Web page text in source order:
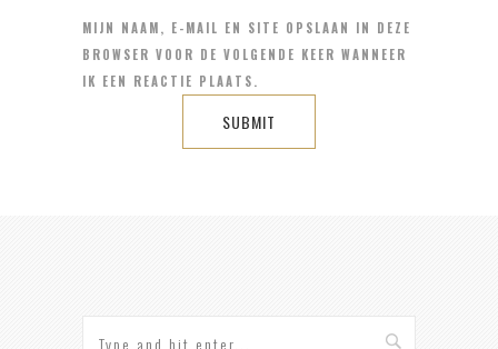
MIJN NAAM, E-MAIL EN SITE OPSLAAN IN DEZE
BROWSER VOOR DE VOLGENDE KEER WANNEER
IK EEN REACTIE PLAATS.